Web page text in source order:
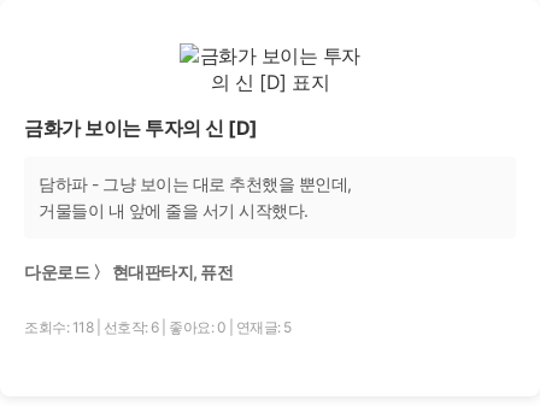
금화가 보이는 투자의 신 [D]
담하파 - 그냥 보이는 대로 추천했을 뿐인데,
거물들이 내 앞에 줄을 서기 시작했다.
다운로드 〉 현대판타지, 퓨전
조회수: 118 선호작: 6 좋아요: 0 연재글: 5